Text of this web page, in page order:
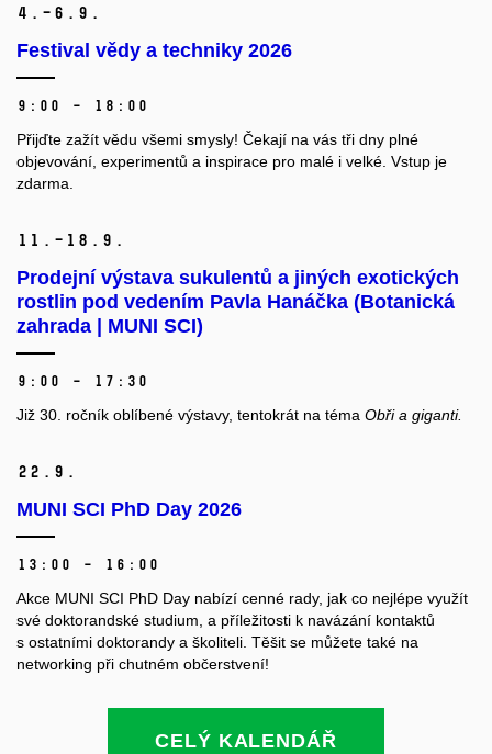
4.–6. 9.
Festival vědy a techniky 2026
9:00 – 18:00
Přijďte zažít vědu všemi smysly! Čekají na vás tři dny plné
objevování, experimentů a inspirace pro malé i velké. Vstup je
zdarma.
11.–18. 9.
Prodejní výstava sukulentů a jiných exotických
rostlin pod vedením Pavla Hanáčka (Botanická
zahrada | MUNI SCI)
9:00 – 17:30
Již 30. ročník oblíbené výstavy, tentokrát na téma Obři a giganti.
22. 9.
MUNI SCI PhD Day 2026
13:00 – 16:00
Akce MUNI SCI PhD Day nabízí cenné rady, jak co nejlépe využít
své doktorandské studium, a příležitosti k navázání kontaktů
s ostatními doktorandy a školiteli. Těšit se můžete také na
networking při chutném občerstvení!
CELÝ KALENDÁŘ